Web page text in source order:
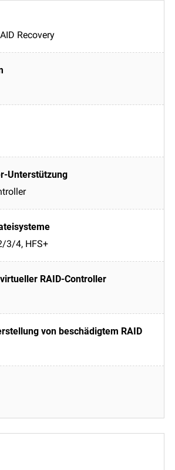
Recovery
3/4, HFS+